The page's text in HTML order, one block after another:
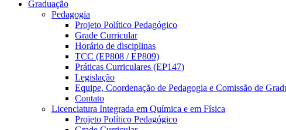
Graduação
Pedagogia
Projeto Político Pedagógico
Grade Curricular
Horário de disciplinas
TCC (EP808 / EP809)
Práticas Curriculares (EP147)
Legislação
Equipe, Coordenação de Pedagogia e Comissão de
Contato
Licenciatura Integrada em Química e em Física
Projeto Político Pedagógico